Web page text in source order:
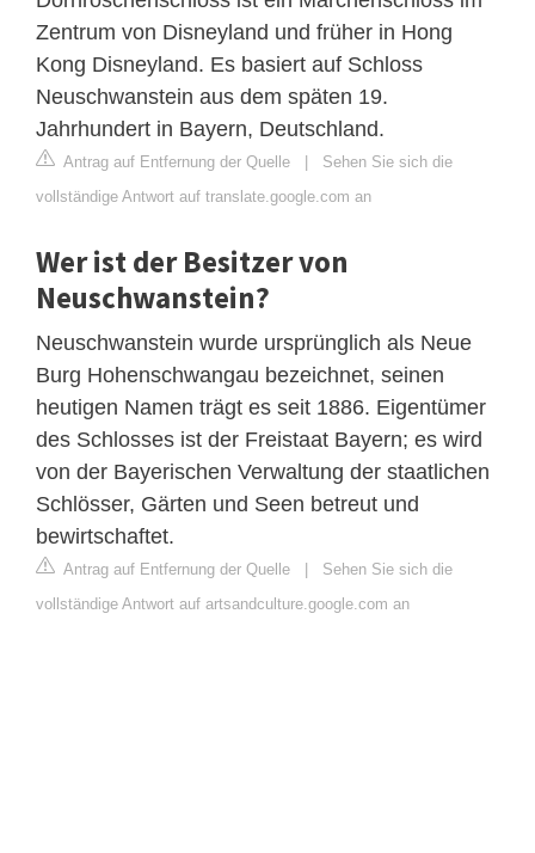
Zentrum von Disneyland und früher in Hong
Kong Disneyland. Es basiert auf Schloss
Neuschwanstein aus dem späten 19.
Jahrhundert in Bayern, Deutschland.
Antrag auf Entfernung der Quelle
Sehen Sie sich die
vollständige Antwort auf translate.google.com an
Wer ist der Besitzer von
Neuschwanstein?
Neuschwanstein wurde ursprünglich als Neue
Burg Hohenschwangau bezeichnet, seinen
heutigen Namen trägt es seit 1886. Eigentümer
des Schlosses ist der Freistaat Bayern; es wird
von der Bayerischen Verwaltung der staatlichen
Schlösser, Gärten und Seen betreut und
bewirtschaftet.
Antrag auf Entfernung der Quelle
Sehen Sie sich die
vollständige Antwort auf artsandculture.google.com an